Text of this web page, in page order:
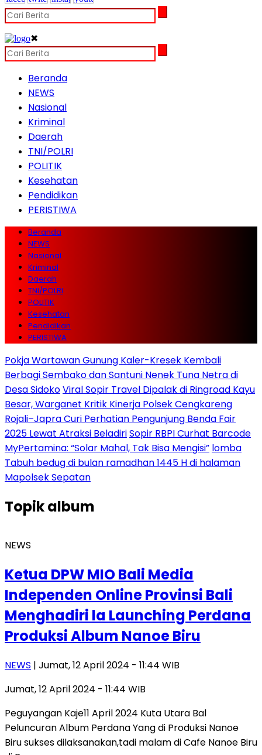
✖
Beranda
NEWS
Nasional
Kriminal
Daerah
TNI/POLRI
POLITIK
Kesehatan
Pendidikan
PERISTIWA
Beranda
NEWS
Nasional
Kriminal
Daerah
TNI/POLRI
POLITIK
Kesehatan
Pendidikan
PERISTIWA
Pokja Wartawan Gunung Kaler-Kresek Kembali
Berbagi Sembako dan Santuni Nenek Tuna Netra di
Desa SidokoViral Sopir Travel Dipalak di Ringroad Kayu
Besar, Warganet Kritik Kinerja Polsek Cengkareng
Rojali–Japra Curi Perhatian Pengunjung Benda Fair
2025 Lewat Atraksi BeladiriSopir RBPI Curhat Barcode
MyPertamina: “Solar Mahal, Tak Bisa Mengisi” lomba
Tabuh bedug di bulan ramadhan 1445 H di halaman
Mapolsek Sepatan
Topikalbum
NEWS
Ketua DPW MIO Bali Media
Independen Online Provinsi Bali
Menghadiri la Launching Perdana
Produksi Album Nanoe Biru
NEWS | Jumat, 12 April 2024 - 11:44 WIB
Jumat, 12 April 2024 - 11:44 WIB
Peguyangan Kaje11 April 2024 Kuta Utara Bal
Peluncuran Album Perdana Yang di Produksi Nanoe
Biru sukses dilaksanakan,tadi malam di Cafe Nanoe Biru